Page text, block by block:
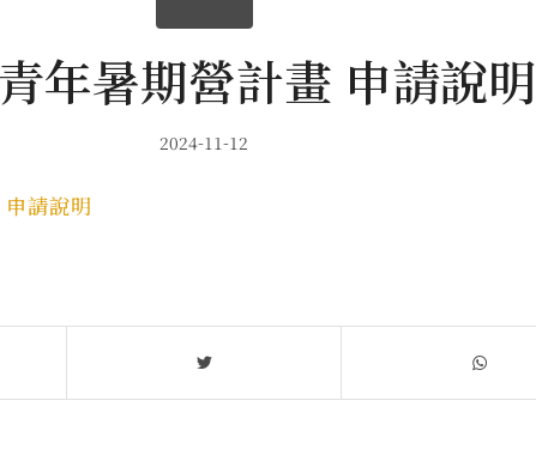
年暑期營計畫 申請說明
2024-11-12
請說明